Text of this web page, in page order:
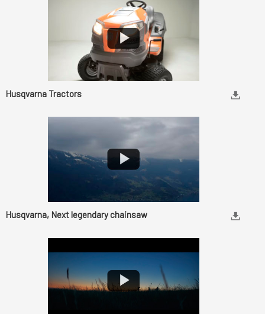
Husqvarna Tractors
Husqvarna, Next legendary chainsaw